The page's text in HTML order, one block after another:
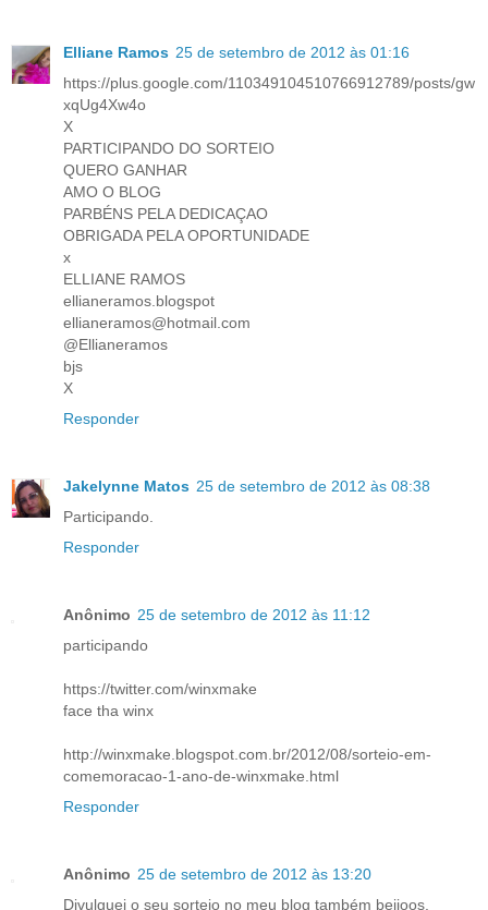
Elliane Ramos 25 de setembro de 2012 às 01:16
https://plus.google.com/110349104510766912789/posts/gw
xqUg4Xw4o
X
PARTICIPANDO DO SORTEIO
QUERO GANHAR
AMO O BLOG
PARBÉNS PELA DEDICAÇAO
OBRIGADA PELA OPORTUNIDADE
x
ELLIANE RAMOS
ellianeramos.blogspot
ellianeramos@hotmail.com
@Ellianeramos
bjs
X
Responder
Jakelynne Matos 25 de setembro de 2012 às 08:38
Participando.
Responder
Anônimo 25 de setembro de 2012 às 11:12
participando
https://twitter.com/winxmake
face tha winx
http://winxmake.blogspot.com.br/2012/08/sorteio-em-
comemoracao-1-ano-de-winxmake.html
Responder
Anônimo 25 de setembro de 2012 às 13:20
Divulguei o seu sorteio no meu blog também beijoos.